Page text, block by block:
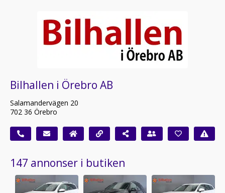
Bilhallen i Örebro AB
Salamandervägen 20
702 36 Örebro
147 annonser i butiken